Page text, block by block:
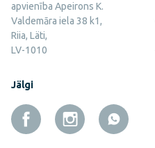
apvienība Apeirons K.
Valdemāra iela 38 k1,
Riia, Läti,
LV-1010
Jälgi